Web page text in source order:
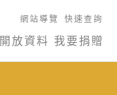
網站導覽 快速查詢
開放資料 我要捐贈